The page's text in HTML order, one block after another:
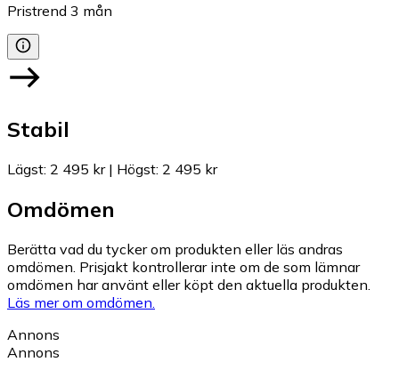
Pristrend 3 mån
Stabil
Lägst: 2 495 kr| Högst: 2 495 kr
Omdömen
Berätta vad du tycker om produkten eller läs andras
omdömen. Prisjakt kontrollerar inte om de som lämnar
omdömen har använt eller köpt den aktuella produkten.
Läs mer om omdömen.
Annons
Annons